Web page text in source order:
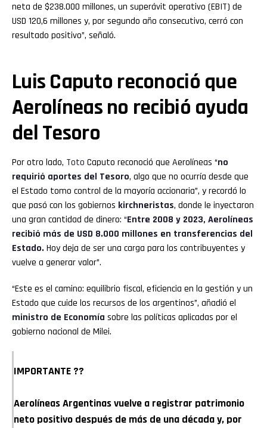
neta de $238.000 millones, un superávit operativo (EBIT) de
USD 120,6 millones y, por segundo año consecutivo, cerró con
resultado positivo”, señaló.
Luis Caputo reconoció que
Aerolíneas no recibió ayuda
del Tesoro
Por otro lado, Toto Caputo reconoció que Aerolíneas “no
requirió aportes del Tesoro, algo que no ocurría desde que
el Estado tomo control de la mayoría accionaria”, y recordó lo
que pasó con los gobiernos kirchneristas, donde le inyectaron
una gran cantidad de dinero: “Entre 2008 y 2023, Aerolíneas
recibió más de USD 8.000 millones en transferencias del
Estado. Hoy deja de ser una carga para los contribuyentes y
vuelve a generar valor”.
“Este es el camino: equilibrio fiscal, eficiencia en la gestión y un
Estado que cuide los recursos de los argentinos”, añadió el
ministro de Economía sobre las políticas aplicadas por el
gobierno nacional de Milei.
IMPORTANTE ??
Aerolíneas Argentinas vuelve a registrar patrimonio
neto positivo después de más de una década y, por